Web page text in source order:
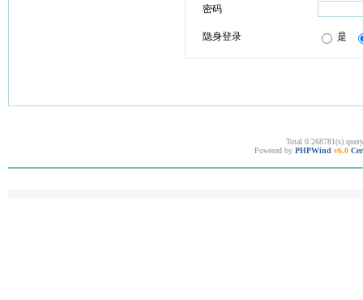
密码
隐身登录 是
Total 0.268781(s)
Powered by PHPWind v6.0